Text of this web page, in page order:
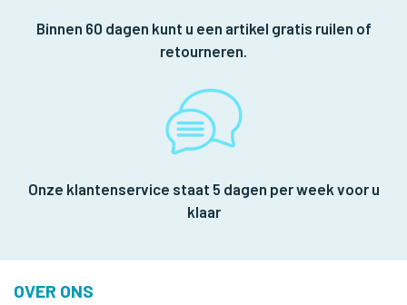
Binnen 60 dagen kunt u een artikel gratis ruilen of
retourneren.
Onze klantenservice staat 5 dagen per week voor u
klaar
OVER ONS